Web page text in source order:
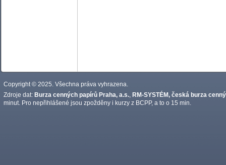
Copyright © 2025. Všechna práva vyhrazena.
Zdroje dat: Burza cenných papírů Praha, a.s. RM-SYSTÉM, česká burza
minut. Pro nepřihlášené jsou zpožděny i kurzy z BCPP, a to o 15 min.